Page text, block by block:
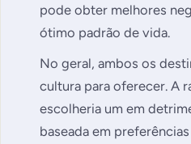
pode obter melhores
ótimo padrão de vida.
No geral, ambos os
cultura para oferecer. A
escolheria um em
baseada em